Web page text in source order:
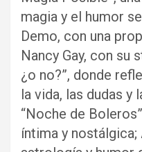
magia y el humor
Demo, con una
Nancy Gay, con su
¿o no?”, donde
la vida, las dudas y
“Noche de
íntima y